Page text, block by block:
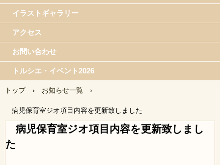
イラストギャラリー
アクセス
お問い合わせ
トルシエ・イベント2026
トップ › お知らせ一覧 ›
病児保育室ジオ項目内容を更新致しました
病児保育室ジオ項目内容を更新致しまし
た